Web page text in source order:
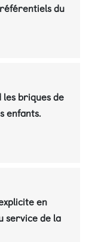
du
briques de
enfants.
en
service de la